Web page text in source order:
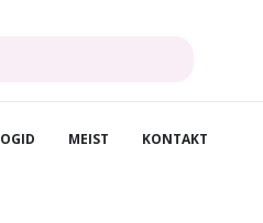
MEIST KONTAKT